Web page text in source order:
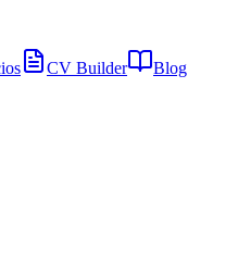
CV Builder Blog